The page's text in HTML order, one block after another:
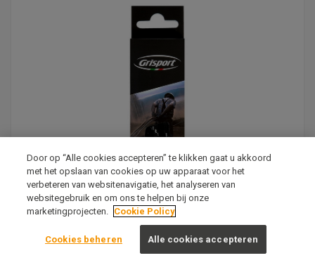
Door op “Alle cookies accepteren” te klikken gaat u akkoord
met het opslaan van cookies op uw apparaat voor het
verbeteren van websitenavigatie, het analyseren van
websitegebruik en om ons te helpen bij onze
marketingprojecten. Cookie Policy
Cookies beheren Alle cookies accepteren